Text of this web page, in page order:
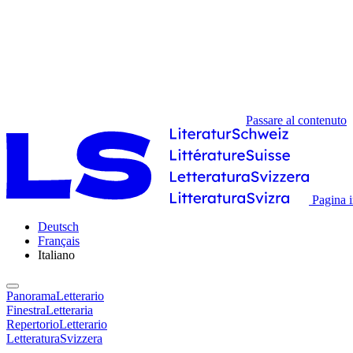
Passare al contenuto
Pagina
Deutsch
Français
Italiano
PanoramaLetterario
FinestraLetteraria
RepertorioLetterario
LetteraturaSvizzera